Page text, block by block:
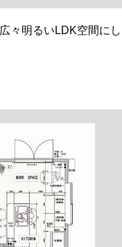
々明るいLDK空間にし